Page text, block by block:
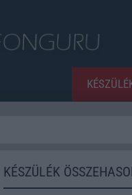
KÉSZÜLÉK